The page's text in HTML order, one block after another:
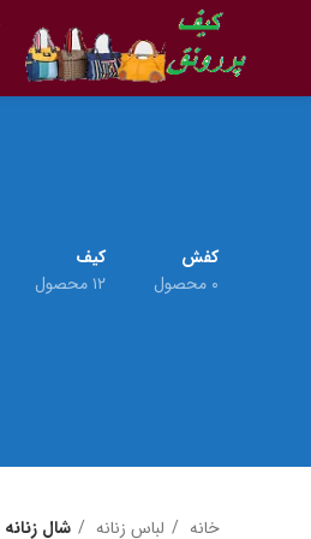
کفش
۰ محصول
کیف
۱۲ محصول
خانه لباس زنانه شال زنانه